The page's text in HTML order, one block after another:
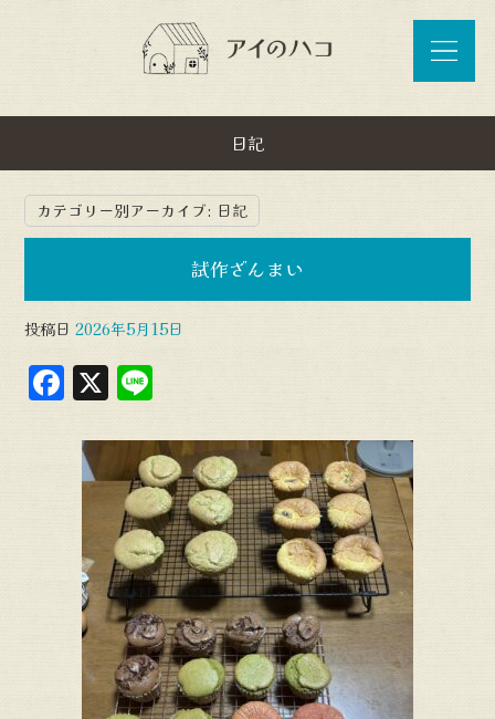
日記
カテゴリー別アーカイブ: 日記
試作ざんまい
投稿日 2026年5月15日
F
c
e
o
o
k
X
e